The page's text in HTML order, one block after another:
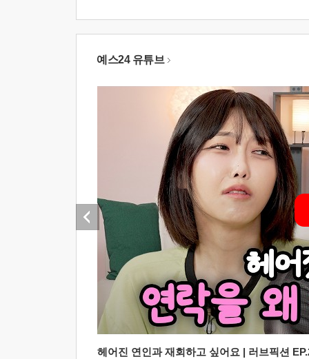
예스24 유튜브
헤어진 연인과 재회하고 싶어요 | 러브픽션